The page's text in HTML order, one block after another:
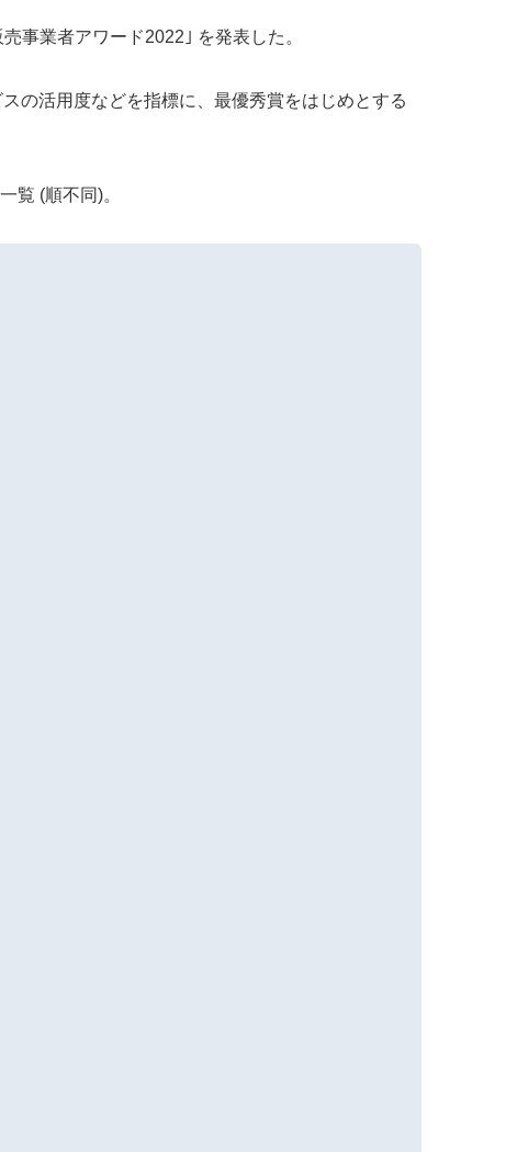
事業者アワード2022｣ を発表した。
の活用度などを指標に、最優秀賞をはじめとする
覧 (順不同)。